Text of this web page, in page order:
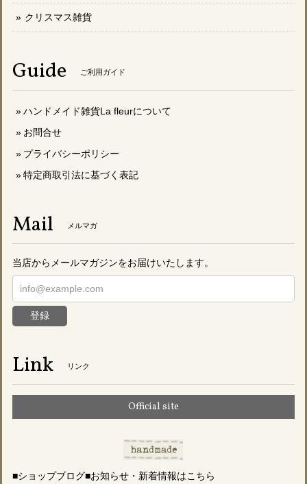
クリスマス雑貨
Guide ご利用ガイド
ハンドメイド雑貨La fleurについて
お問合せ
プライバシーポリシー
特定商取引法に基づく表記
Mail メルマガ
当店からメールマガジンをお届けいたします。
登録
Link リンク
Official site
■ショップブログ■お知らせ・新着情報はこちら